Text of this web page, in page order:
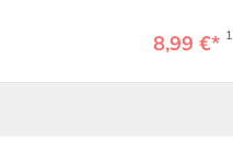
8,99 €* 1